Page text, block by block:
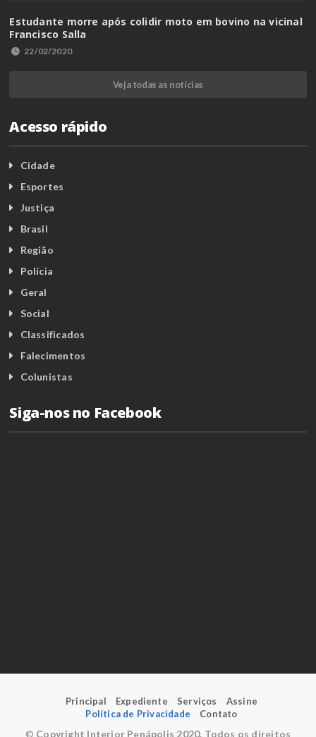
Estudante morre após colidir moto em bovino na vicinal
Francisco Salla
22/02/2020
Veja todas as notícias
Acesso rápido
Cidade
Esportes
Justiça
Brasil
Região
Polícia
Geral
Social
Classificados
Falecimentos
Colunistas
Siga-nos no Facebook
Principal Expediente Serviços
Assine
Política de Privacidade
Contato
© Copyright Interior Penápolis 2020. Todos os direitos